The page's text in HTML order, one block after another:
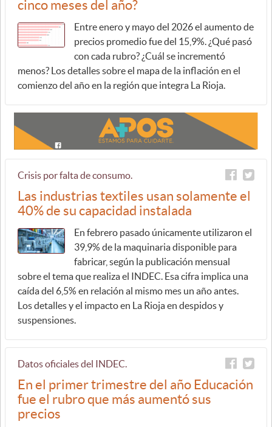
cinco meses del año?
Entre enero y mayo del 2026 el aumento de
precios promedio fue del 15,9%. ¿Qué pasó
con cada rubro? ¿Cuál se incrementó
menos? Los detalles sobre el mapa de la inflación en el
comienzo del año en la región que integra La Rioja.
Crisis por falta de consumo.
Las industrias textiles usan solamente el
40% de su capacidad instalada
En febrero pasado únicamente utilizaron el
39,9% de la maquinaria disponible para
fabricar, según la publicación mensual
sobre el tema que realiza el INDEC. Esa cifra implica una
caída del 6,5% en relación al mismo mes un año antes.
Los detalles y el impacto en La Rioja en despidos y
suspensiones.
Datos oficiales del INDEC.
En el primer trimestre del año Educación
fue el rubro que más aumentó sus
precios